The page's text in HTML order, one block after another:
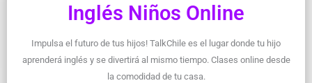
Inglés Niños Online
Impulsa el futuro de tus hijos! TalkChile es el lugar donde tu hijo
aprenderá inglés y se divertirá al mismo tiempo. Clases online desde
la comodidad de tu casa.